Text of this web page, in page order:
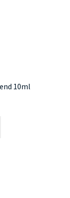
10ml